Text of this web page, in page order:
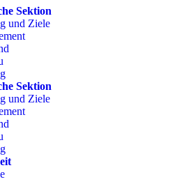
Menu
Sektion
und Ziele
Sektion
und Ziele